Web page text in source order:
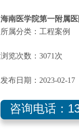
海南医学院第一附属
所属分类： 工程案例
浏览次数： 3071次
发布日期： 2023-02-17
咨询电话：